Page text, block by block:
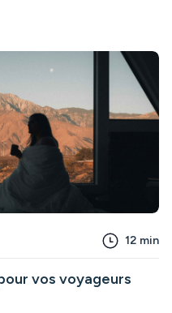
12 min
vos voyageurs